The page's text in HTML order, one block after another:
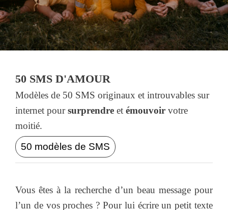
50 SMS D'AMOUR
Modèles de 50 SMS originaux et introuvables sur
internet poursurprendre et émouvoir votre
moitié.
50 modèles de SMS
Vous êtes à la recherche d’un beau message pour
l’un de vos proches ? Pour lui écrire un petit texte